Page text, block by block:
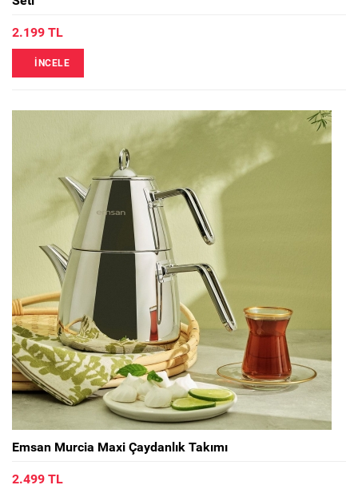
2.199 TL
İNCELE
Emsan Murcia Maxi Çaydanlık Takımı
2.499 TL